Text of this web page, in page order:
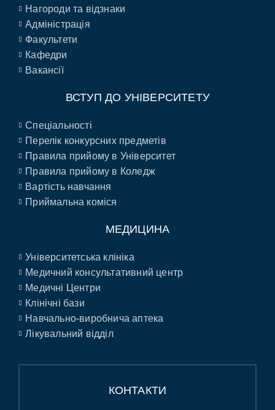
Нагороди та відзнаки
Адміністрація
Факультети
Кафедри
Вакансії
ВСТУП ДО УНІВЕРСИТЕТУ
Спеціальності
Перелік конкурсних предметів
Правила прийому в Університет
Правила прийому в Коледж
Вартість навчання
Приймальна коміся
МЕДИЦИНА
Університетська клініка
Медичний консультативний центр
Медичні Центри
Клінічні бази
Навчально-виробнича аптека
Лікувальний відділ
КОНТАКТИ